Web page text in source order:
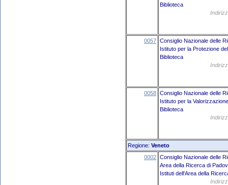
Biblioteca
0057 Consiglio Nazionale delle
Istituto per la Protezione
Biblioteca
0058 Consiglio Nazionale delle
Istituto per la
Biblioteca
Regione: Veneto
0002 Consiglio Nazionale delle
Area della Ricerca di
Istituti dell'Area della